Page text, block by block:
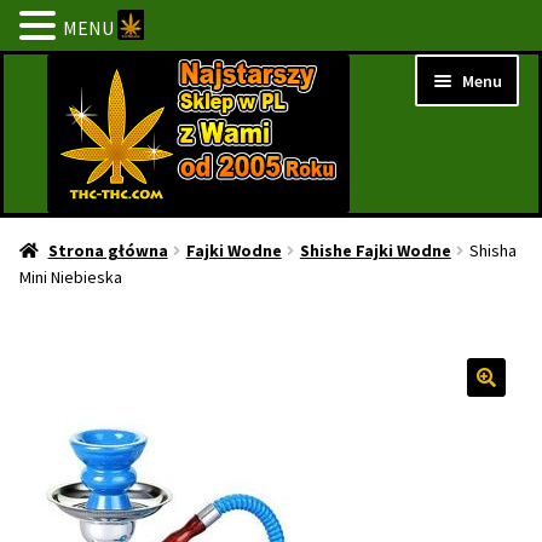
nawigacji
treści
Menu
Strona Główna
PROMOCJE
PROMOCJE 1+1
Strona główna Fajki Wodne Shishe Fajki Wodne
Shisha
Mini Niebieska
MENU